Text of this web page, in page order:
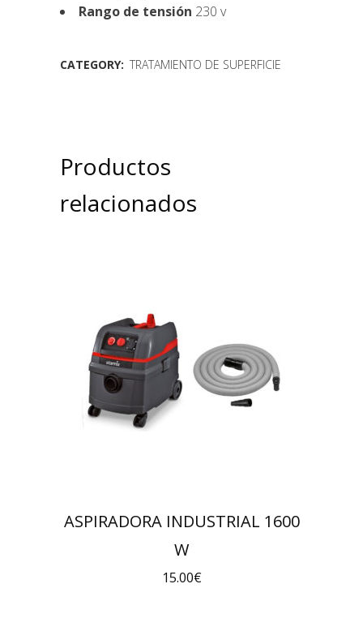
Rango de tensión 230 v
CATEGORY: TRATAMIENTO DE SUPERFICIE
Productos
relacionados
ASPIRADORA INDUSTRIAL 1600
W
15.00€